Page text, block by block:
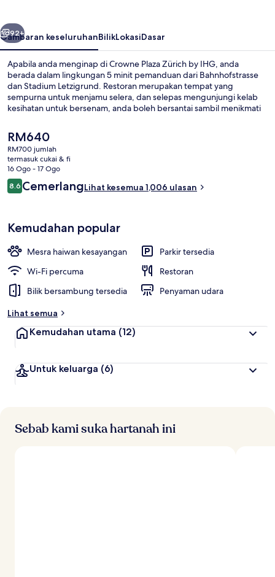
Seterusnya
92+
Gambaran keseluruhanBilikLokasiDasar
Apabila anda menginap di Crowne Plaza Zürich by IHG, anda
berada dalam lingkungan 5 minit pemanduan dari Bahnhofstrasse
dan Stadium Letzigrund. Restoran merupakan tempat yang
sempurna untuk menjamu selera, dan selepas mengunjungi kelab
kesihatan untuk bersenam, anda boleh bersantai sambil menikmati
dan teres. Pengembara lain menyukai kakitangan. Pengangkutan
awam terletak berdekatan: jarak Hentian Trem Letzigrund ialah 3
minit dan Hentian Trem Albisriederplatz ialah 5 minit.
Harga
semasa
ialah
RM640
RM640
RM700 jumlah
termasuk cukai & fi
16 Ogo - 17 Ogo
Ulasan
8.68.6 daripada 10
CemerlangLihat kesemua 1,006 ulasan
Kemudahan popular
Mesra haiwan kesayangan
Parkir tersedia
Wi-Fi percuma
Restoran
Bilik bersambung tersedia
Penyaman udara
Lihat semua
Kemudahan utama (12)
Untuk keluarga (6)
Sebab kami suka hartanah ini